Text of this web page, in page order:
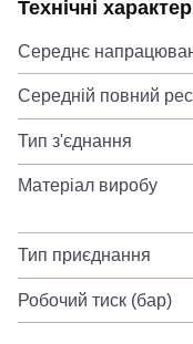
Технічні
Середнє
Середній повний
Тип з'єднання
Матеріал виробу
Тип приєднання
Робочий тиск (бар)